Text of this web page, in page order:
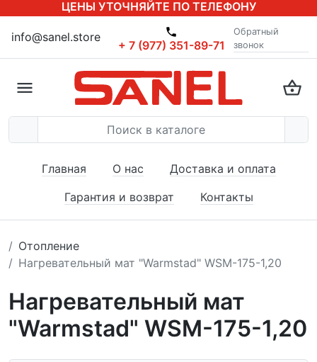
ЦЕНЫ УТОЧНЯЙТЕ ПО ТЕЛЕФОНУ
info@sanel.store
+ 7 (977) 351-89-71
Обратный
звонок
Главная О нас
Доставка и оплата
Гарантия и возврат
Контакты
Отопление
Нагревательный мат "Warmstad" WSM-175-1,20
Нагревательный мат
"Warmstad" WSM-175-1,20